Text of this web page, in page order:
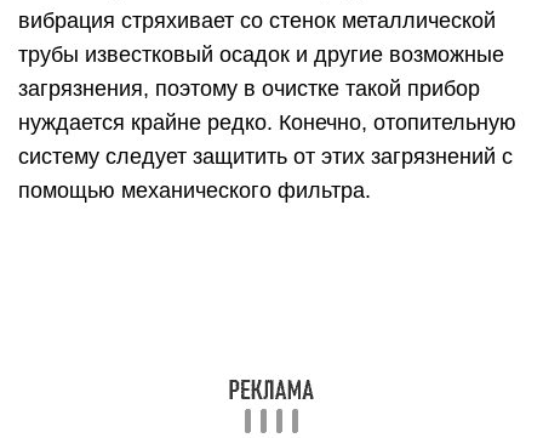
вибрация стряхивает со стенок металлической
трубы известковый осадок и другие возможные
загрязнения, поэтому в очистке такой прибор
нуждается крайне редко. Конечно, отопительную
систему следует защитить от этих загрязнений с
помощью механического фильтра.